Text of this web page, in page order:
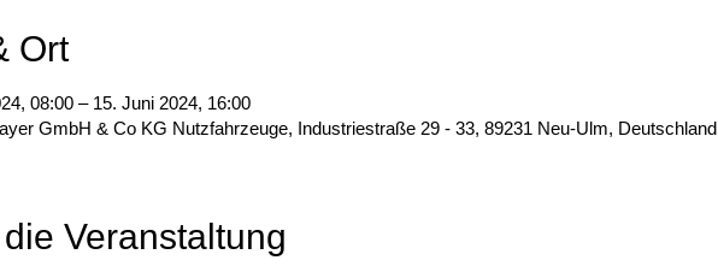
Ort
08:00 – 15. Juni 2024, 16:00
GmbH & Co KG Nutzfahrzeuge, Industriestraße 29 - 33, 89231 Neu-Ulm, Deutschland
Veranstaltung